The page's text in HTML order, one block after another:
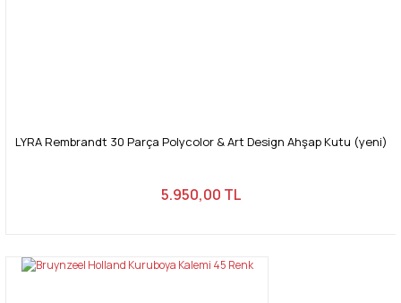
LYRA Rembrandt 30 Parça Polycolor & Art Design Ahşap Kutu (yeni)
5.950,00 TL